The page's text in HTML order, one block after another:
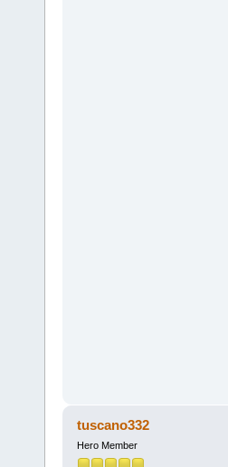
tuscano332
Hero Member